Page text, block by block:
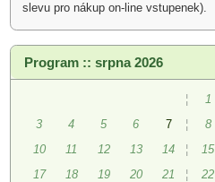
slevu pro nákup on-line vstupenek).
Program :: srpna 2026
¦ 1
3
4 5 6 7 ¦ 8
10
11 12 13 14 ¦ 15
17
18 19 20 21 ¦ 22